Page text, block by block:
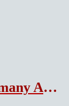
Lands